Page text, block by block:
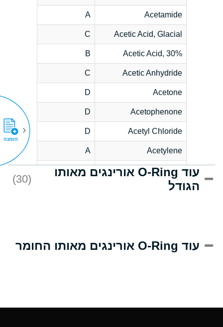
Acetamide
A
Acetic Acid, Glacial
C
Acetic Acid, 30%
B
Acetic Anhydride
C
Acetone
D
Acetophenone
D
Acetyl Chloride
D
Acetylene
A
Acrlylonitrile
D
Adipic Acid
(Aqueous)
עוד O-Ring אורינגים מאותו
הגודל
(30)
עוד O-Ring אורינגים מאותו החומר
הזמנה